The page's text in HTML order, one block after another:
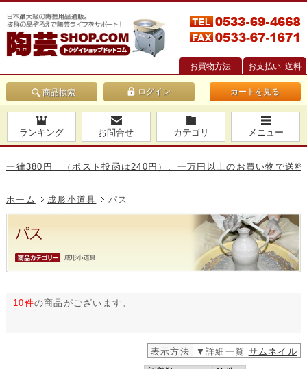
お買物方法 お支払い･送料
商品検索 カートを見る
ランキング お問合せ カテゴリ メニュー
円 （ポスト投函は240円）、一万円以上のお買い物で送料無料
ホーム 成形小道具 パス
10件の商品がございます。
表示方法 ▼詳細一覧 サムネイル